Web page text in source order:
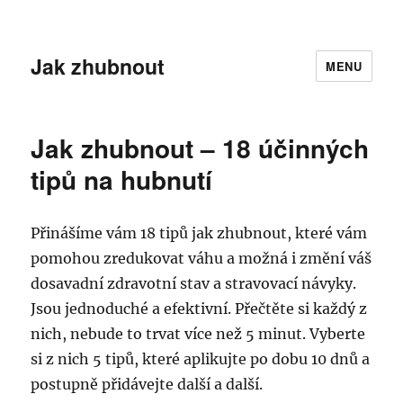
Jak zhubnout MENU
Jak zhubnout – 18 účinných
tipů na hubnutí
Přinášíme vám 18 tipů jak zhubnout, které vám
pomohou zredukovat váhu a možná i změní váš
dosavadní zdravotní stav a stravovací návyky.
Jsou jednoduché a efektivní. Přečtěte si každý z
nich, nebude to trvat více než 5 minut. Vyberte
si z nich 5 tipů, které aplikujte po dobu 10 dnů a
postupně přidávejte další a další.